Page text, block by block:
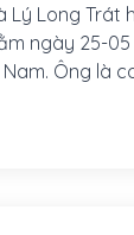
Lý Long Trát
ngày 25-
Ông là